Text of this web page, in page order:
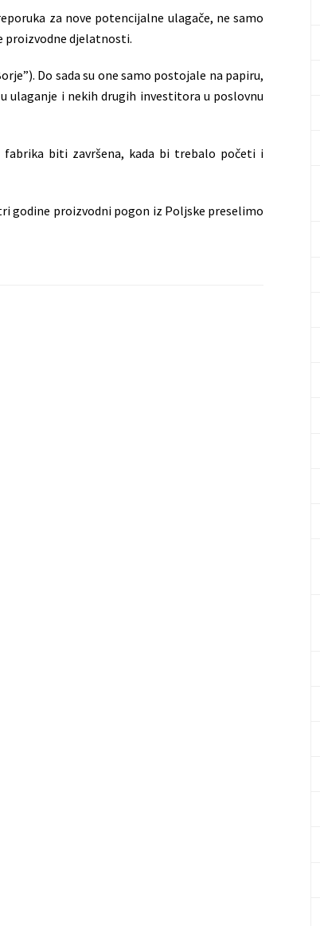
za nove potencijalne ulagače, ne samo
proizvodne djelatnosti.
Do sada su one samo postojale na papiru,
ulaganje i nekih drugih investitora u poslovnu
fabrika biti završena, kada bi trebalo početi i
godine proizvodni pogon iz Poljske preselimo